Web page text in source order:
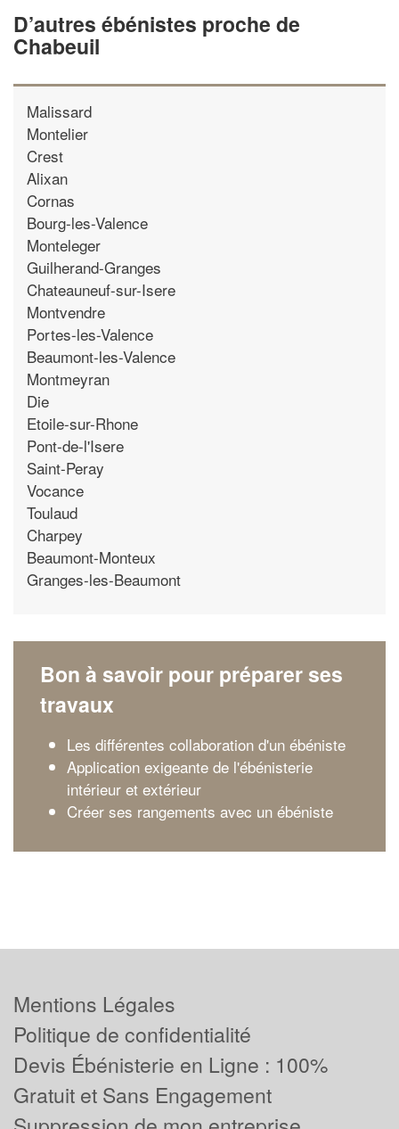
D’autres ébénistes proche de
Chabeuil
Malissard
Montelier
Crest
Alixan
Cornas
Bourg-les-Valence
Monteleger
Guilherand-Granges
Chateauneuf-sur-Isere
Montvendre
Portes-les-Valence
Beaumont-les-Valence
Montmeyran
Die
Etoile-sur-Rhone
Pont-de-l'Isere
Saint-Peray
Vocance
Toulaud
Charpey
Beaumont-Monteux
Granges-les-Beaumont
Bon à savoir pour préparer ses
travaux
Les différentes collaboration d'un ébéniste
Application exigeante de l'ébénisterie
intérieur et extérieur
Créer ses rangements avec un ébéniste
Mentions Légales
Politique de confidentialité
Devis Ébénisterie en Ligne : 100%
Gratuit et Sans Engagement